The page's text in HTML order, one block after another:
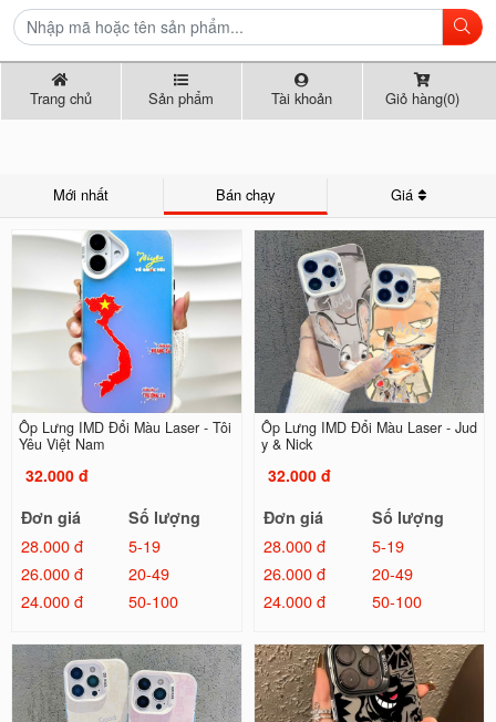
Trang chủ Sản phẩm Tài khoản Giỏ hàng(0)
Mới nhất Bán chạy Giá
Ốp Lưng IMD Đổi Màu Laser - Tôi
Yêu Việt Nam
32.000 đ
Đơn giá
Số lượng
28.000 đ
5-19
26.000 đ
20-49
24.000 đ
50-100
Ốp Lưng IMD Đổi Màu Laser - Jud
y & Nick
32.000 đ
Đơn giá
Số lượng
28.000 đ
5-19
26.000 đ
20-49
24.000 đ
50-100